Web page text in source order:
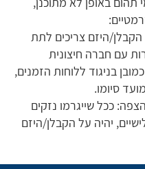
היזם צריכים לתת
עם חברה חיצונית
בניגוד ללוחות הזמנים,
סיומו.
ככל שייגרמו נזקים
יהיה על הקבלן/היזם